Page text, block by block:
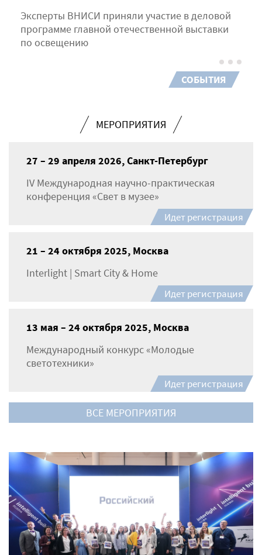
Эксперты ВНИСИ приняли участие в деловой
программе главной отечественной выставки
по освещению
СОБЫТИЯ
МЕРОПРИЯТИЯ
27 – 29 апреля 2026, Санкт-Петербург
IV Международная научно-практическая
конференция «Свет в музее»
Идет регистрация
21 – 24 октября 2025, Москва
Interlight | Smart City & Home
Идет регистрация
13 мая – 24 октября 2025, Москва
Международный конкурс «Молодые
светотехники»
Идет регистрация
ВСЕ МЕРОПРИЯТИЯ